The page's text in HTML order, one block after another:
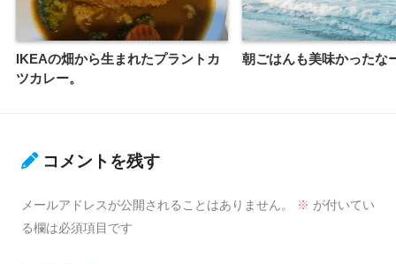
IKEAの畑から生まれたプラントカ
ツカレー。
朝ごはんも美味かったな
コメントを残す
メールアドレスが公開されることはありません。 ※ が付いてい
る欄は必須項目です